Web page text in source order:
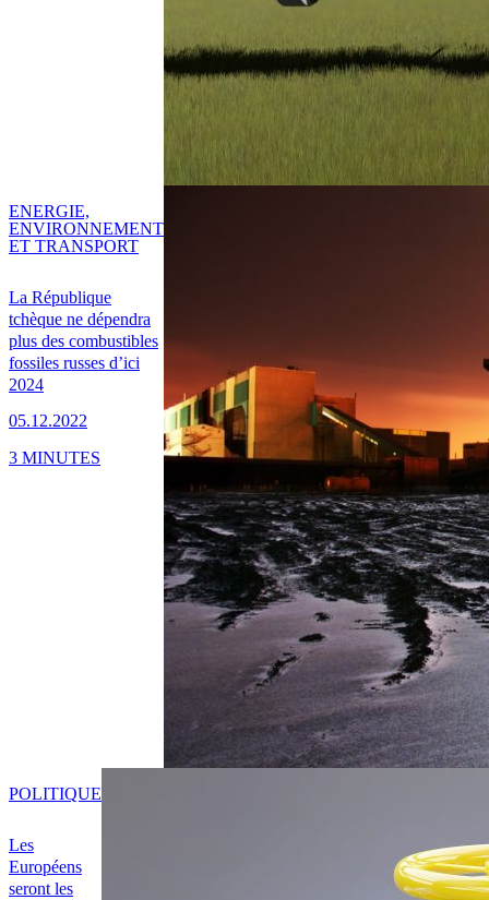
La République
tchèque ne dépendra
plus des combustibles
fossiles russes d’ici
2024
05.12.2022
ENERGIE,
ENVIRONNEMENT
ET TRANSPORT
3 MINUTES
Les
Européens
seront les
POLITIQUE